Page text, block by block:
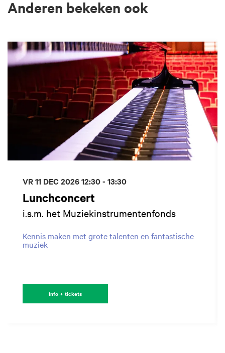
Anderen bekeken ook
Lunchconcert
i.s.m. het Muziekinstrumentenfonds
Kennis maken met grote talenten en fantastische
muziek
VR 11 DEC 202612:30 - 13:30
Info + tickets